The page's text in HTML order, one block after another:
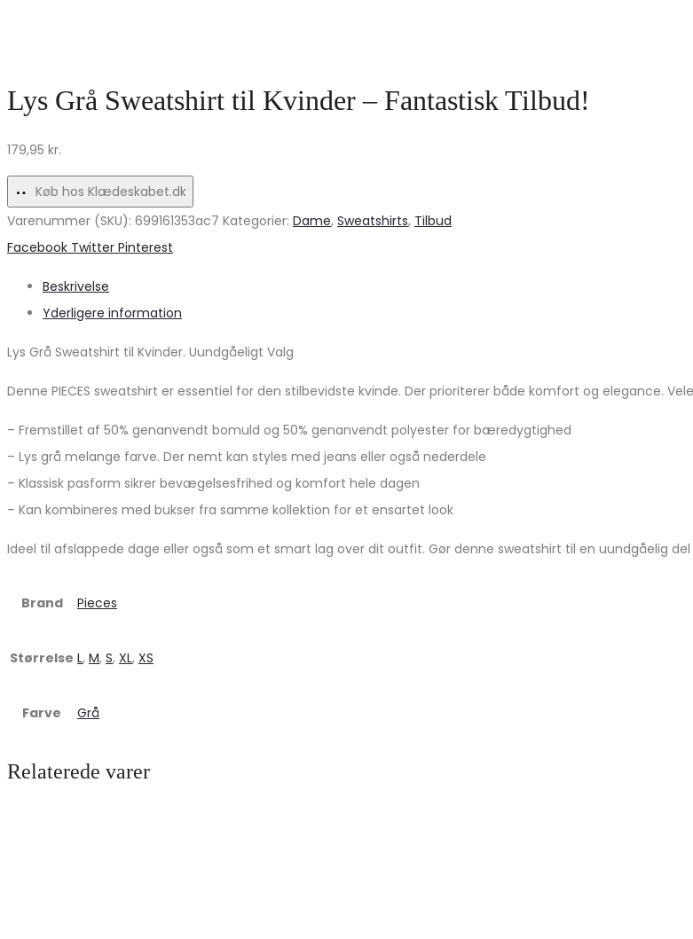
Lys Grå Sweatshirt til Kvinder – Fantastisk Tilbud!
179,95 kr.
Køb hos Klædeskabet.dk
Varenummer (SKU): 699161353ac7 Kategorier: Dame, Sweatshirts, Tilbud
Share
Facebook Twitter Pinterest
Beskrivelse
Yderligere information
Lys Grå Sweatshirt til Kvinder. Uundgåeligt Valg
Denne PIECES sweatshirt er essentiel for den stilbevidste kvinde. Der prioriterer både komfort og elegance.
– Fremstillet af 50% genanvendt bomuld og 50% genanvendt polyester for bæredygtighed
– Lys grå melange farve. Der nemt kan styles med jeans eller også nederdele
– Klassisk pasform sikrer bevægelsesfrihed og komfort hele dagen
– Kan kombineres med bukser fra samme kollektion for et ensartet look
Ideel til afslappede dage eller også som et smart lag over dit outfit. Gør denne sweatshirt til en uundgåelig
Brand Pieces
Størrelse L, M, S, XL, XS
Farve Grå
Relaterede varer